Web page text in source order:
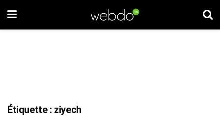
Étiquette : ziyech